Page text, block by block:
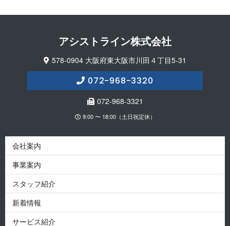
アシストライン 株 式 会 社
578-0904 大阪府東大阪市川田４丁目5-31
072-968-3320
072-968-3321
9:00 〜 18:00（土日祝定休）
会社案内
事業案内
スタッフ紹介
新着情報
サービス紹介